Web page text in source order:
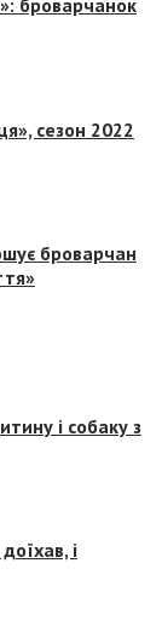
броварчанок
сезон 2022
броварчан
і собаку з
і